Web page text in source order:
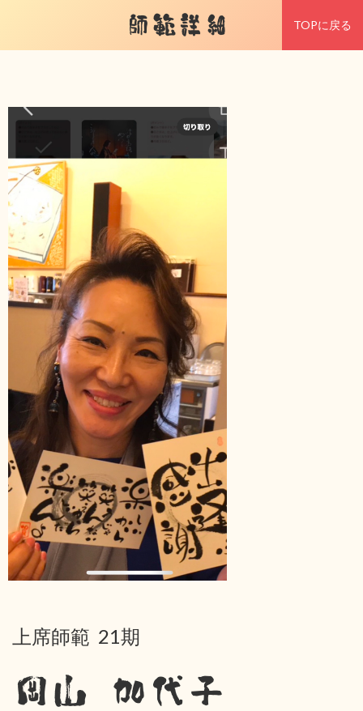
師範詳細 TOPに戻る
上席師範 21期
岡山 加代子